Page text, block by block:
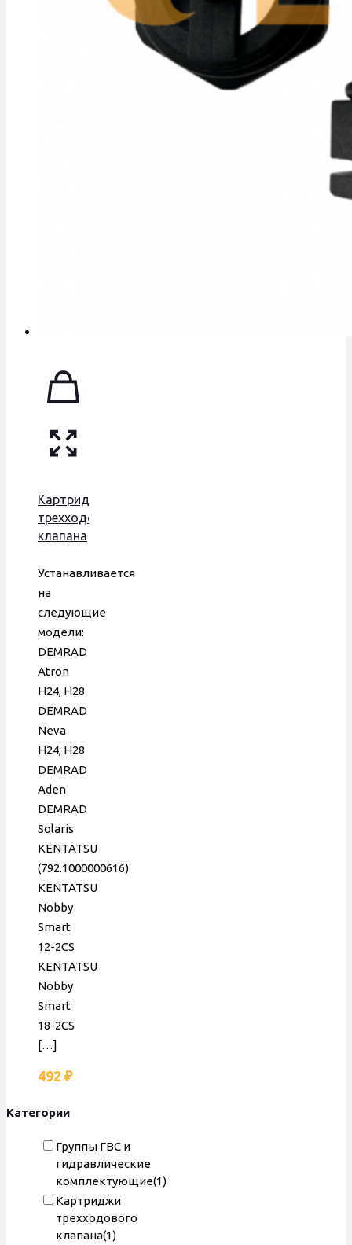
Картридж
трехходового
клапана
Kentatsu,
Хайтек,
Viessmann,
Устанавливается
на
следующие
модели:
DEMRAD
Atron
H24, H28
DEMRAD
Neva
H24, H28
DEMRAD
Aden
DEMRAD
Solaris
KENTATSU
(792.1000000616)
KENTATSU
Nobby
Smart
12-2CS
KENTATSU
Nobby
Smart
18-2CS
[…]
492 ₽
Категории
Группы ГВС и
гидравлические
комплектующие(1)
Картриджи
трехходового
клапана(1)